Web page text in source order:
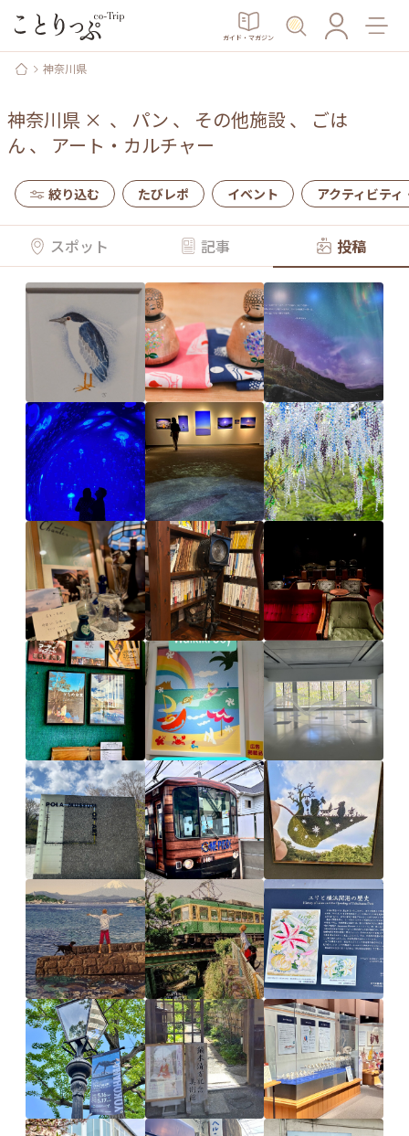
ガイド・マガジン
神奈川県
神奈川県 × 、 パン 、 その他施設、
ごは
ん 、 アート・カルチャー
絞り込む たびレポ イベント アクティビティ
スポット 記事 投稿